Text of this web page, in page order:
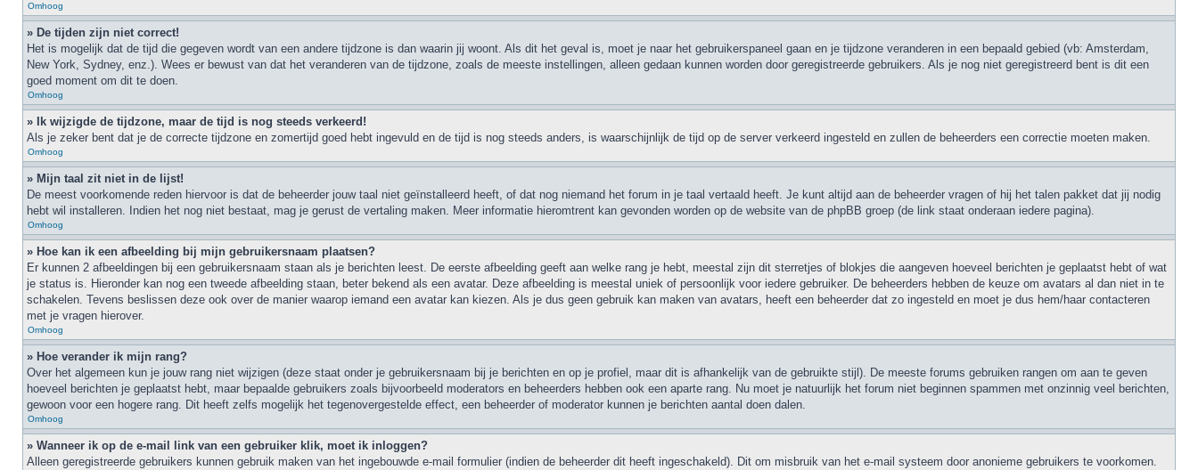
Omhoog
» De tijden zijn niet correct!
Het is mogelijk dat de tijd die gegeven wordt van een andere tijdzone is dan waarin jij woont. Als dit het geval is, moet je naar het gebruikerspaneel gaan en je tijdzone veranderen in een bepaald gebied (vb: Amsterdam,
New York, Sydney, enz.). Wees er bewust van dat het veranderen van de tijdzone, zoals de meeste instellingen, alleen gedaan kunnen worden door geregistreerde gebruikers. Als je nog niet geregistreerd bent is dit een
goed moment om dit te doen.
Omhoog
» Ik wijzigde de tijdzone, maar de tijd is nog steeds verkeerd!
Als je zeker bent dat je de correcte tijdzone en zomertijd goed hebt ingevuld en de tijd is nog steeds anders, is waarschijnlijk de tijd op de server verkeerd ingesteld en zullen de beheerders een correctie moeten maken.
Omhoog
» Mijn taal zit niet in de lijst!
De meest voorkomende reden hiervoor is dat de beheerder jouw taal niet geïnstalleerd heeft, of dat nog niemand het forum in je taal vertaald heeft. Je kunt altijd aan de beheerder vragen of hij het talen pakket dat jij nodig
hebt wil installeren. Indien het nog niet bestaat, mag je gerust de vertaling maken. Meer informatie hieromtrent kan gevonden worden op de website van de phpBB groep (de link staat onderaan iedere pagina).
Omhoog
» Hoe kan ik een afbeelding bij mijn gebruikersnaam plaatsen?
Er kunnen 2 afbeeldingen bij een gebruikersnaam staan als je berichten leest. De eerste afbeelding geeft aan welke rang je hebt, meestal zijn dit sterretjes of blokjes die aangeven hoeveel berichten je geplaatst hebt of wat
je status is. Hieronder kan nog een tweede afbeelding staan, beter bekend als een avatar. Deze afbeelding is meestal uniek of persoonlijk voor iedere gebruiker. De beheerders hebben de keuze om avatars al dan niet in te
schakelen. Tevens beslissen deze ook over de manier waarop iemand een avatar kan kiezen. Als je dus geen gebruik kan maken van avatars, heeft een beheerder dat zo ingesteld en moet je dus hem/haar contacteren
met je vragen hierover.
Omhoog
» Hoe verander ik mijn rang?
Over het algemeen kun je jouw rang niet wijzigen (deze staat onder je gebruikersnaam bij je berichten en op je profiel, maar dit is afhankelijk van de gebruikte stijl). De meeste forums gebruiken rangen om aan te geven
hoeveel berichten je geplaatst hebt, maar bepaalde gebruikers zoals bijvoorbeeld moderators en beheerders hebben ook een aparte rang. Nu moet je natuurlijk het forum niet beginnen spammen met onzinnig veel berichten,
gewoon voor een hogere rang. Dit heeft zelfs mogelijk het tegenovergestelde effect, een beheerder of moderator kunnen je berichten aantal doen dalen.
Omhoog
» Wanneer ik op de e-mail link van een gebruiker klik, moet ik inloggen?
Alleen geregistreerde gebruikers kunnen gebruik maken van het ingebouwde e-mail formulier (indien de beheerder dit heeft ingeschakeld). Dit om misbruik van het e-mail systeem door anonieme gebruikers te voorkomen.